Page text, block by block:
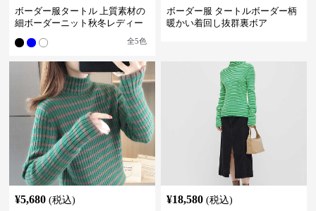
ボーダー服タートル 上質素材の
細ボーダーニット秋冬レディー
全5色
ボーダー服 タートルボーダー柄
暖かい着回し抜群裏ボア
¥5,680 (税込)
¥18,580 (税込)